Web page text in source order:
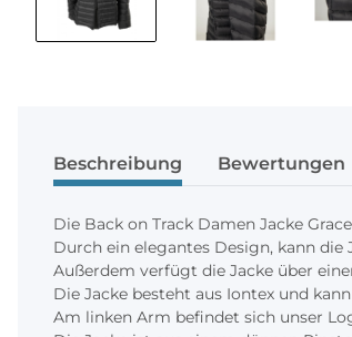
Beschreibung Bewertungen
Die Back on Track Damen Jacke
Durch ein elegantes Design, kann
Außerdem verfügt die Jacke über
Die Jacke besteht aus Iontex und
Am linken Arm befindet sich unser